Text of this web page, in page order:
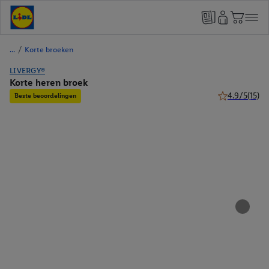
/ Korte broeken
LIVERGY®
Korte heren broek
Beste beoordelingen 4.9/5(15)